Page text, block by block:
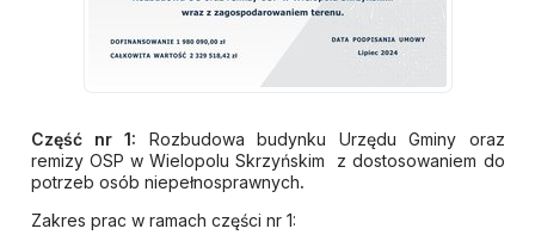
Część nr 1: Rozbudowa budynku Urzędu Gminy oraz
remizy OSP w Wielopolu Skrzyńskim z dostosowaniem do
potrzeb osób niepełnosprawnych.
Zakres prac w ramach części nr 1: